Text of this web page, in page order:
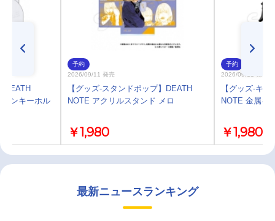
DEATH
ンキーホル
予約
2026/09/11 発売
【グッズ-スタンドポップ】DEATH
NOTE アクリルスタンド メロ
￥1,980
予約
2026/09/11 発売
【グッズ-キ
NOTE 金属キ
￥1,980
最新ニュースランキング